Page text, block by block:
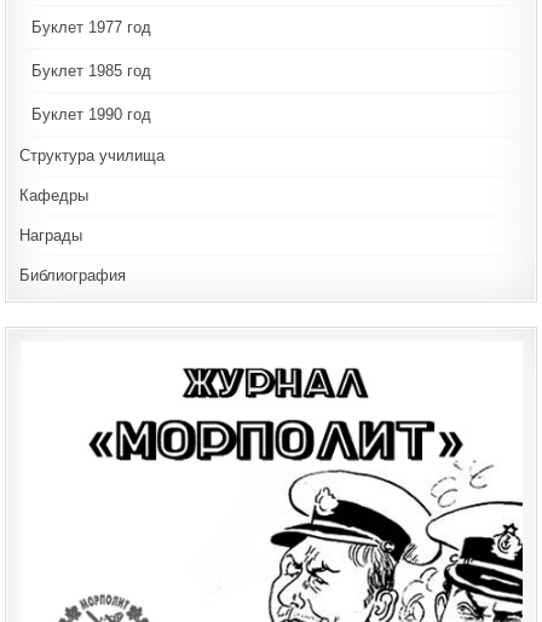
Буклет 1977 год
Буклет 1985 год
Буклет 1990 год
Структура училища
Кафедры
Награды
Библиография